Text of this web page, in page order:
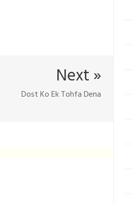
Next »
Dost Ko Ek Tohfa Dena